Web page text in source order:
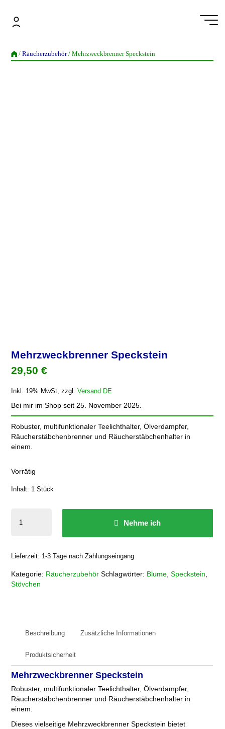
springen
/Räucherzubehör/ Mehrzweckbrenner Speckstein
Mehrzweckbrenner Speckstein
29,50€
Inkl. 19% MwSt, zzgl.Versand DE
Bei mir im Shop seit 25. November 2025.
Robuster, multifunktionaler Teelichthalter, Ölverdampfer,
Räucherstäbchenbrenner und Räucherstäbchenhalter in
einem.
Vorrätig
Inhalt: 1Stück
Speckstein
Nehme ich
Lieferzeit: 1-3 Tage nach Zahlungseingang
Kategorie: Räucherzubehör Schlagwörter: Blume,Speckstein,
Stövchen
Beschreibung Zusätzliche Informationen
Produktsicherheit
Mehrzweckbrenner Speckstein
Robuster, multifunktionaler Teelichthalter, Ölverdampfer,
Räucherstäbchenbrenner und Räucherstäbchenhalter in
einem.
Dieses vielseitige Mehrzweckbrenner Speckstein bietet